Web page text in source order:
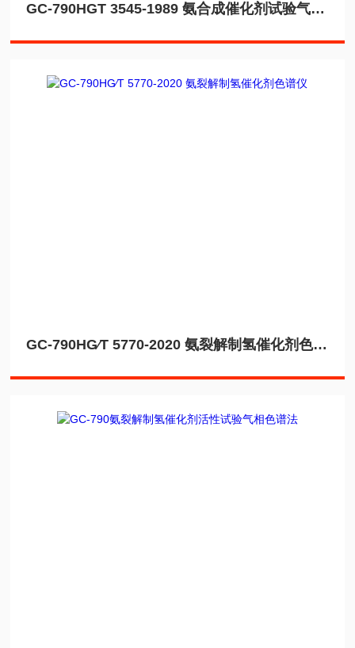
GC-790HGT 3545-1989 氨合成催化剂试验气相色谱法
GC-790HG∕T 5770-2020 氨裂解制氢催化剂色谱仪